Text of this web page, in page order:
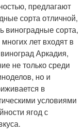
предлагают
сорта отличной,
виноградные сорта,
лет входят в
Аркадия,
не только среди
но и
в
условиями
ягод с